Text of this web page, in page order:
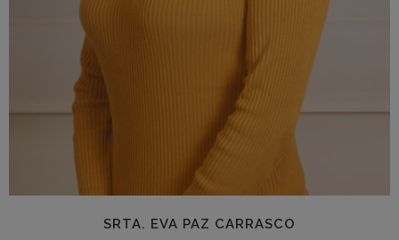
SRTA. EVA PAZ CARRASCO